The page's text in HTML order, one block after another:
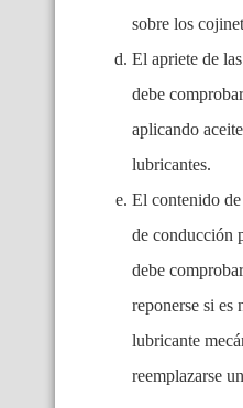
sobre los
El apriete de
debe
aplicando
lubricantes.
El contenido de
de conducción
debe
reponerse si es
lubricante
reemplazarse